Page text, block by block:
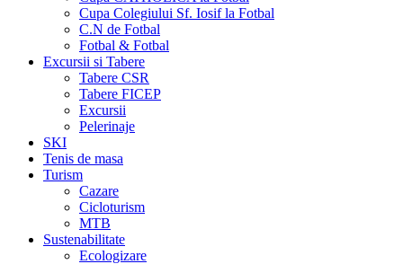
Cupa Colegiului Sf. Iosif la Fotbal
C.N de Fotbal
Fotbal & Fotbal
Excursii si Tabere
Tabere CSR
Tabere FICEP
Excursii
Pelerinaje
SKI
Tenis de masa
Turism
Cazare
Cicloturism
MTB
Sustenabilitate
Ecologizare